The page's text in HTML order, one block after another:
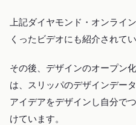
上記ダイヤモンド・オンライ
くったビデオにも紹介されて
その後、デザインのオープン
は、スリッパのデザインデー
アイデアをデザインし自分で
けています。